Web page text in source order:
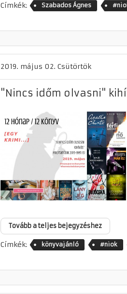
Címkék: Szabados Ágnes
2019. május 02. Csütörtök
"Nincs időm olvasni"
Tovább a teljes bejegyzéshez
Címkék: könyvajánló #niok